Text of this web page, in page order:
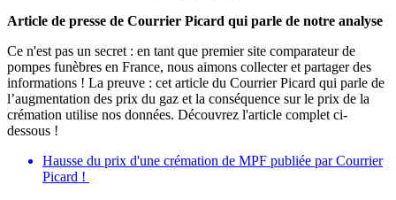
Article de presse de Courrier Picard qui parle de notre analyse
Ce n'est pas un secret : en tant que premier site comparateur de
pompes funèbres en France, nous aimons collecter et partager des
informations ! La preuve : cet article du Courrier Picard qui parle de
l’augmentation des prix du gaz et la conséquence sur le prix de la
crémation utilise nos données. Découvrez l'article complet ci-
dessous !
Hausse du prix d'une crémation de MPF publiée par Courrier
Picard !